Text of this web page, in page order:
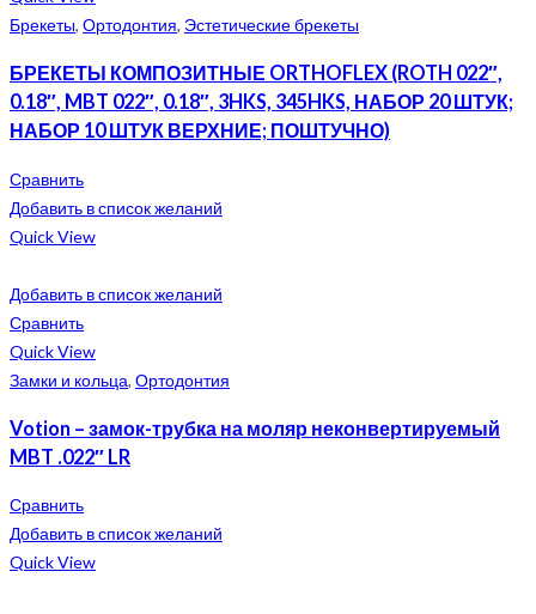
Брекеты, Ортодонтия, Эстетические брекеты
БРЕКЕТЫ КОМПОЗИТНЫЕ ORTHOFLEX (ROTH 022″,
0.18″, MBT 022″, 0.18″, 3HKS, 345HKS, НАБОР 20 ШТУК;
НАБОР 10 ШТУК ВЕРХНИЕ; ПОШТУЧНО)
Сравнить
Добавить в список желаний
Quick View
Добавить в список желаний
Сравнить
Quick View
Замки и кольца, Ортодонтия
Votion – замок-трубка на моляр неконвертируемый
MBT .022″ LR
Сравнить
Добавить в список желаний
Quick View